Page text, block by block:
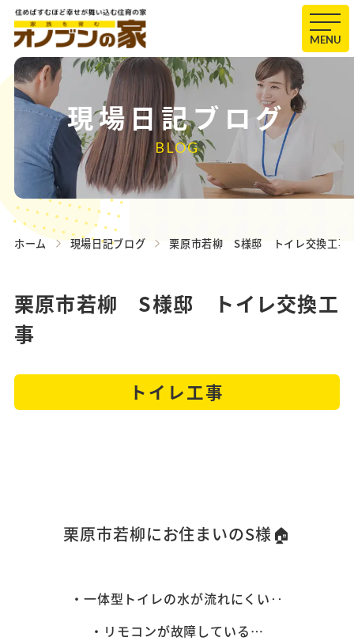
MENU
現場日記ブログ
BLOG
ホーム 現場日記ブログ 栗原市若柳 S様邸 トイレ交換工
栗原市若柳 S様邸 トイレ交換工
事
トイレ工事
栗原市若柳にお住まいのS様🏠
・一体型トイレの水が流れにくい‥
・リモコンが故障している…